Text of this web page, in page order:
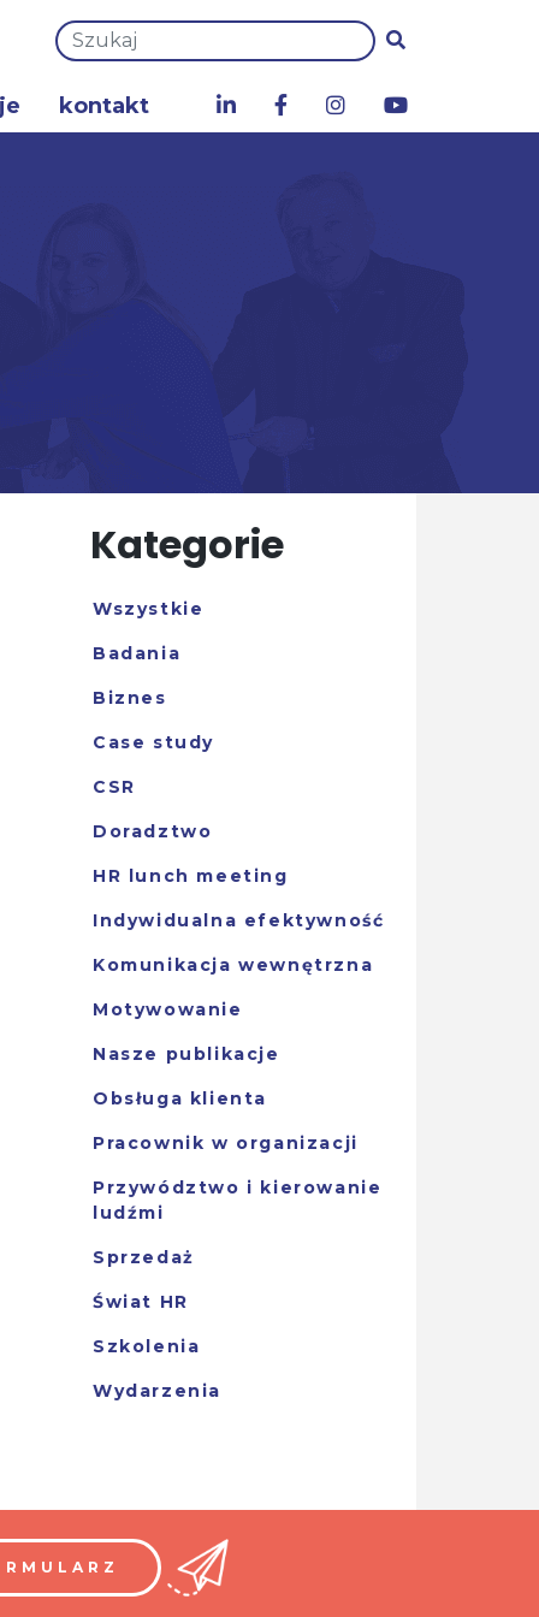
kontakt
Kategorie
Wszystkie
Badania
Biznes
Case study
CSR
Doradztwo
HR lunch meeting
Indywidualna efektywność
Komunikacja wewnętrzna
Motywowanie
Nasze publikacje
Obsługa klienta
Pracownik w organizacji
Przywództwo i kierowanie
ludźmi
Sprzedaż
Świat HR
Szkolenia
Wydarzenia